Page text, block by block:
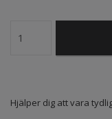
Hjälper dig att vara